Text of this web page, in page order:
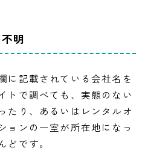
明
に記載されている会社名を
トで調べても、実態のない
たり、あるいはレンタルオ
ョンの一室が所在地になっ
どです。